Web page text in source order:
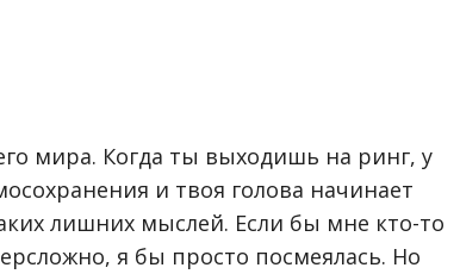
мира. Когда ты выходишь на ринг, у
и твоя голова начинает
лишних мыслей. Если бы мне кто-то
я бы просто посмеялась. Но